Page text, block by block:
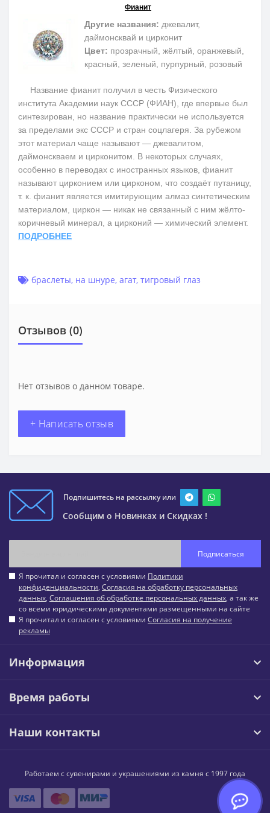
Фианит
Другие названия: джевалит,
даймонсквай и цирконит
Цвет: прозрачный, жёлтый, оранжевый,
красный, зеленый, пурпурный, розовый
Название фианит получил в честь Физического
института Академии наук СССР (ФИАН), где впервые был
синтезирован, но название практически не используется
за пределами экс СССР и стран соцлагеря. За рубежом
этот материал чаще называют — джевалитом,
даймонскваем и цирконитом. В некоторых случаях,
особенно в переводах с иностранных языков, фианит
называют цирконием или цирконом, что создаёт путаницу,
т. к. фианит является имитирующим алмаз синтетическим
материалом, циркон — никак не связанный с ним жёлто-
коричневый минерал, а цирконий — химический элемент.
ПОДРОБНЕЕ
браслеты, на шнуре, агат, тигровый глаз
Отзывов (0)
Нет отзывов о данном товаре.
+ Написать отзыв
Подпишитесь на рассылку или
Сообщим о Новинках и Скидках !
Подписаться
Я прочитал и согласен с условиями Политики
конфиденциальности, Согласия на обработку персональных
данных, Соглашения об обработке персональных данных, а так же
со всеми юридическими документами размещенными на сайте
Я прочитал и согласен с условиями Согласия на получение
рекламы
Информация
Время работы
Наши контакты
Работаем с сувенирами и украшениями из камня с 1997 года